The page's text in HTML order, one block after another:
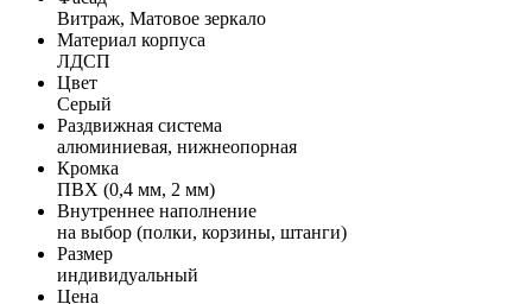
Витраж, Матовое зеркало
Материал корпуса
ЛДСП
Цвет
Серый
Раздвижная система
алюминиевая, нижнеопорная
Кромка
ПВХ (0,4 мм, 2 мм)
Внутреннее наполнение
на выбор (полки, корзины, штанги)
Размер
индивидуальный
Цена